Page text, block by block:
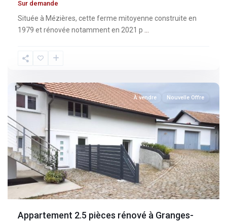
Sur demande
Située à Mézières, cette ferme mitoyenne construite en
1979 et rénovée notamment en 2021 p
Granges-
À vendre Nouvelle Offre
Appartement 2.5 pièces rénové à Granges-